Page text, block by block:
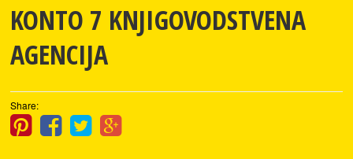
KONTO 7 KNJIGOVODSTVENA
AGENCIJA
Share: